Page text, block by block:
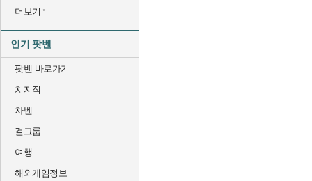
더보기
인기 팟벤
팟벤 바로가기
치지직
차벤
걸그룹
여행
해외게임정보